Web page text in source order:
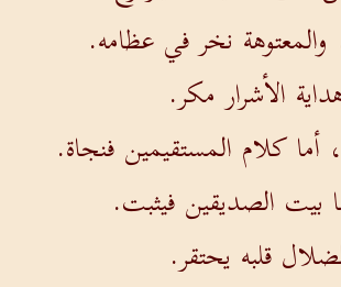
والمعتوهة نخر في عظامه.
الأشرار مكر.
كلام المستقيمين فنجاة.
بيت الصديقين فيثبت.
قلبه يحتقر.